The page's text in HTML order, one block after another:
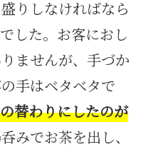
りしなければなら
した。お客におし
ませんが、手づか
手はベタベタで
替わりにしたのが
みでお茶を出し、